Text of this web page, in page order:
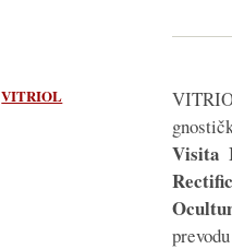
VITRIOL
Visita